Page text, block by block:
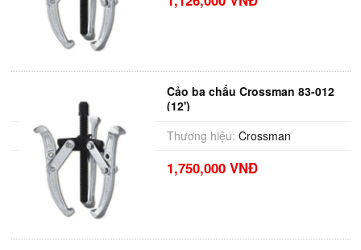
Cảo ba chấu Crossman 83-012
(12')
Thương hiệu: Crossman
1,750,000 VNĐ